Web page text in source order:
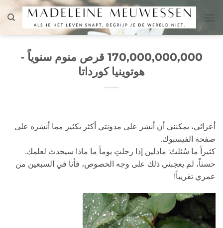
للمحتوى
170,000,000,000 قرص منوم سنوياً -
هوتوينيا كورداتا
أعزائي، يمكنني أن أنشر على مدونتي أكثر بكثير مما أنشره على
صفحة الفيسبوك.
كثيراً ما سُئلتُ: مادلين إذا رحلتِ يوماً ما ماذا سيحدث لعلمك.
حسناً، لم يعجبني ذلك على وجه الخصوص، فأنا في السبعين من
عمري تقريباً!